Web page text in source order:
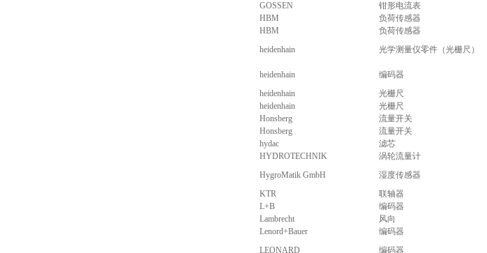
GOSSEN
钳形电流表
HBM
负荷传感器
HBM
负荷传感器
heidenhain
光学测量仪零件（光栅尺）
heidenhain 编码器
heidenhain
光栅尺
heidenhain
光栅尺
Honsberg
流量开关
Honsberg
流量开关
hydac
滤芯
HYDROTECHNIK
涡轮流量计
HygroMatik GmbH
湿度传感器
KTR
联轴器
L+B
编码器
Lambrecht
风向
Lenord+Bauer
编码器
LEONARD
编码器